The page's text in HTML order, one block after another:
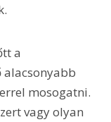
a
alacsonyabb
mosogatni.
vagy olyan